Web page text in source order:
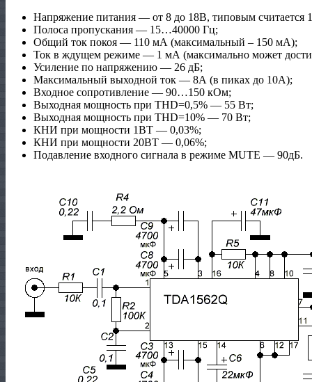
Напряжение питания — от 8 до 18В, типовым считается
Полоса пропускания — 15…40000 Гц;
Общий ток покоя — 110 мА (максимальный – 150 мА);
Ток в ждущем режиме — 1 мА (максимально может
Усиление по напряжению — 26 дБ;
Максимальный выходной ток — 8А (в пиках до 10А);
Входное сопротивление — 90…150 кОм;
Выходная мощность при THD=0,5% — 55 Вт;
Выходная мощность при THD=10% — 70 Вт;
КНИ при мощности 1ВТ — 0,03%;
КНИ при мощности 20ВТ — 0,06%;
Подавление входного сигнала в режиме MUTE — 90дБ.